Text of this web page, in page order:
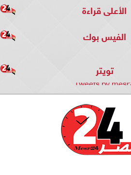
الأعلى قراءة
الفيس بوك
تويتر
Tweets by